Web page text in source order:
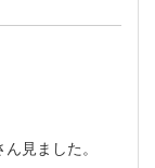
見ました。